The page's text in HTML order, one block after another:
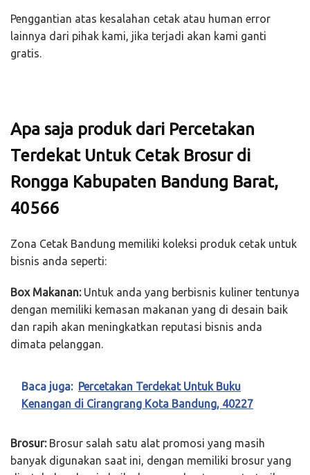
Penggantian atas kesalahan cetak atau human error
lainnya dari pihak kami, jika terjadi akan kami ganti
gratis.
Apa saja produk dari Percetakan
Terdekat Untuk Cetak Brosur di
Rongga Kabupaten Bandung Barat,
40566
Zona Cetak Bandung memiliki koleksi produk cetak untuk
bisnis anda seperti:
Box Makanan:Untuk anda yang berbisnis kuliner tentunya
dengan memiliki kemasan makanan yang di desain baik
dan rapih akan meningkatkan reputasi bisnis anda
dimata pelanggan.
Baca juga: Percetakan Terdekat Untuk Buku
Kenangan di Cirangrang Kota Bandung, 40227
Brosur:Brosur salah satu alat promosi yang masih
banyak digunakan saat ini, dengan memiliki brosur yang